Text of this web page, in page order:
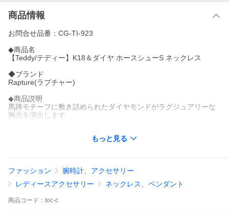
商品情報
お問合せ品番：CG-TI-923
◆商品名
【Teddy/テディー】K18＆ダイヤ ホースシューS ネックレス
◆ブランド
Rapture(ラプチャー)
◆商品説明
馬蹄モチーフに敷き詰められたダイヤモンドがラグジュアリーな
胸元を演出します
材質：K18ゴールド※ニッケル不使用 ダイヤモンド12石（計0.10c
◆チェーン
カットあずき太さ0.6mm
材質：K18ゴールド※ニッケル不使用
金具：引き輪 / 板ダルマ
長さ(金具含む)：40cm/45cm/50cm
もっと見る
ファッション
腕時計、アクセサリー
レディースアクセサリー
ネックレス、ペンダント
商品 コード： toc-c